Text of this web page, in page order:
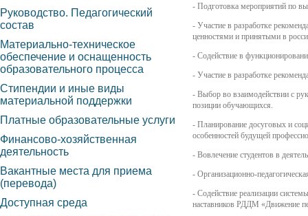
- Подготовка мероприятий по
- Участие в разработке
ценностями и принятыми в
- Содействие в
- Участие в разработке
- Выбор во взаимодействии с
позиции обучающихся.
- Планирование досуговых и
особенностей будущей
- Вовлечение студентов в
- Организационно-
- Содействие реализации
наставников РДДМ «Движение
Руководство. Педагогический
состав
Материально-техническое
обеспечение и оснащенность
образовательного процесса
Стипендии и иные виды
материальной поддержки
Платные образовательные услуги
Финансово-хозяйственная
деятельность
Вакантные места для приема
(перевода)
Доступная среда